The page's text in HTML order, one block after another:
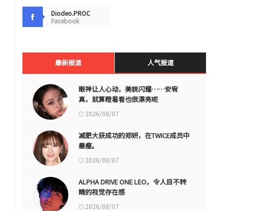
Diodeo.PROC
Facebook
最新报道 人气报道
眼神让人心动，美貌闪耀……安宥
真，就算瞪着看也很漂亮呢
2026/08/07
减肥大获成功的郑妍，在TWICE成员中
最瘦。
2026/08/07
ALPHA DRIVE ONE LEO，令人目不转
睛的视觉存在感
2026/08/07